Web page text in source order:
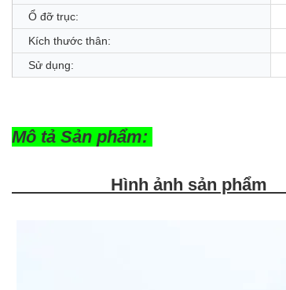
Ổ đỡ trục:
Kích thước thân:
Sử dụng:
Mô tả Sản phẩm:
Hình ảnh sản phẩm